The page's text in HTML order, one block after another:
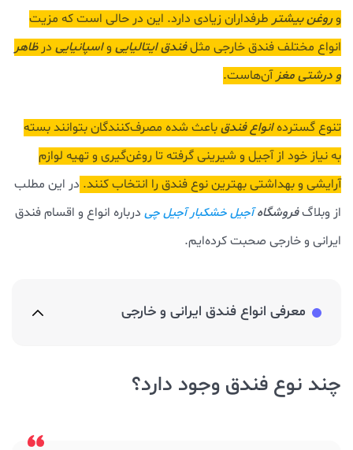
وروغن بیشتر طرفداران زیادی دارد. این در حالی است که مزیت
انواع مختلف فندق خارجی مثلفندق ایتالیایی واسپانیایی درظاهر
و درشتی مغزآن‌هاست.
تنوع گستردهانواع فندقباعث شده مصرف‌کنندگان بتوانند بسته
به نیاز خود از آجیل و شیرینی گرفته تا روغن‌گیری و تهیه لوازم
آرایشی و بهداشتی بهترین نوع فندق را انتخاب کنند. در این مطلب
از وبلاگفروشگاهآجیل خشکبار آجیل چی درباره انواع و اقسام فندق
ایرانی و خارجی صحبت کرده‌ایم.
معرفی انواع فندق ایرانی و خارجی
چند نوع فندق وجود دارد؟